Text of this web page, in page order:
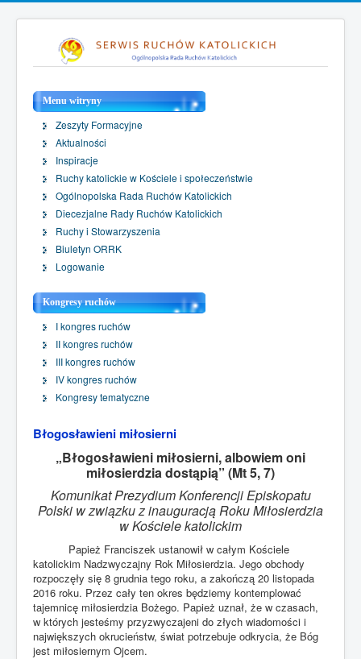
Menu witryny
Zeszyty Formacyjne
Aktualności
Inspiracje
Ruchy katolickie w Kościele i społeczeństwie
Ogólnopolska Rada Ruchów Katolickich
Diecezjalne Rady Ruchów Katolickich
Ruchy i Stowarzyszenia
Biuletyn ORRK
Logowanie
Kongresy ruchów
I kongres ruchów
II kongres ruchów
III kongres ruchów
IV kongres ruchów
Kongresy tematyczne
Błogosławieni miłosierni
„Błogosławieni miłosierni, albowiem oni
miłosierdzia dostąpią” (Mt 5, 7)
Komunikat Prezydium Konferencji Episkopatu
Polski w związku z inauguracjąRoku Miłosierdzia
w Kościele katolickim
Papież Franciszek ustanowił w całym Kościele
katolickim Nadzwyczajny Rok Miłosierdzia. Jego obchody
rozpoczęły się 8 grudnia tego roku, a zakończą 20 listopada
2016 roku. Przez cały ten okres będziemy kontemplować
tajemnicę miłosierdzia Bożego. Papież uznał, że w czasach,
w których jesteśmy przyzwyczajeni do złych wiadomości i
największych okrucieństw, świat potrzebuje odkrycia, że Bóg
jest miłosiernym Ojcem.